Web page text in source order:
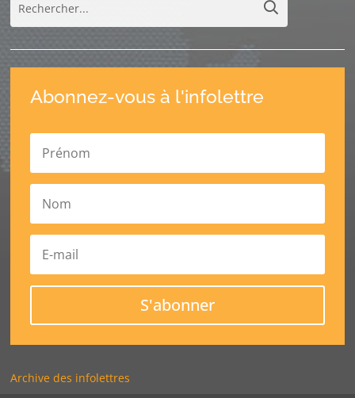
Abonnez-vous à l'infolettre
S'abonner
Archive des infolettres